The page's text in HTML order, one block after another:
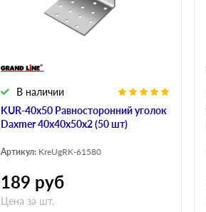
KUR-40х50 Равносторонний уголок
Daxmer 40х40х50х2 (50 шт)
В наличии
Артикул: KreUgRK-61580
189 руб
Цена за шт.